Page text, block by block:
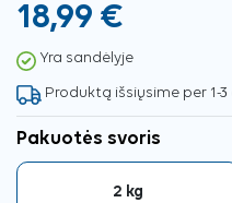
18,99 €
Yra sandėlyje
Produktą išsiųsime per 1-
Pakuotės svoris
2 kg